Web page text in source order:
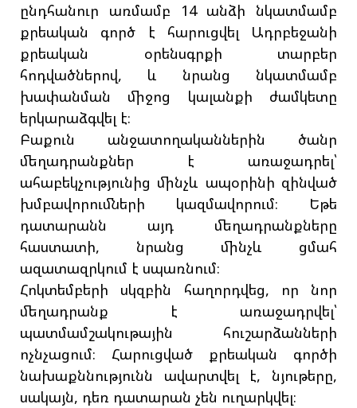
ընդհանուր առմամբ 14 անձի նկատմամբ
քրեական գործ է հարուցվել Ադրբեջանի
քրեական օրենսգրքի տարբեր
հոդվածներով, և նրանց նկատմամբ
խափանման միջոց կալանքի ժամկետը
երկարաձգվել է։
Բաքուն անջատողականներին ծանր
մեղադրանքներ է առաջադրել՝
ահաբեկչությունից մինչև ապօրինի զինված
խմբավորումների կազմավորում։ Եթե
դատարանն այդ մեղադրանքները
հաստատի, նրանց մինչև ցմահ
ազատազրկում է սպառնում։
Հոկտեմբերի սկզբին հաղորդվեց, որ նոր
մեղադրանք է առաջադրվել՝
պատմամշակութային հուշարձանների
ոչնչացում։ Հարուցված քրեական գործի
նախաքննությունն ավարտվել է, նյութերը,
սակայն, դեռ դատարան չեն ուղարկվել։